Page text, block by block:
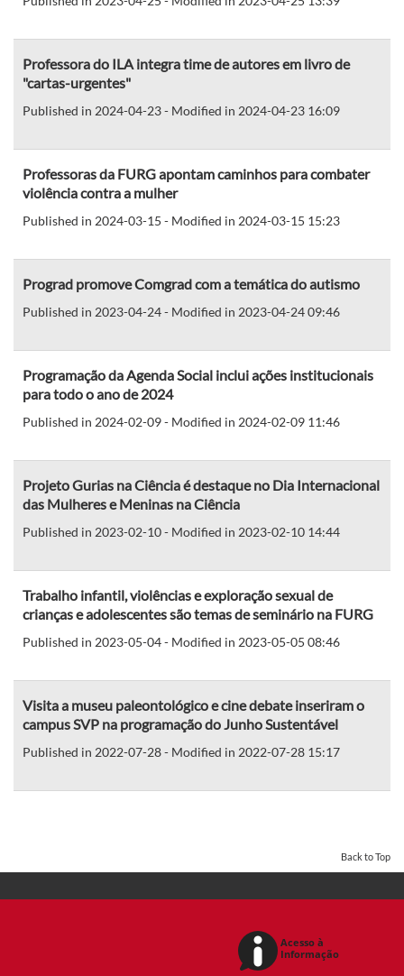
Professora do ILA integra time de autores em livro de
"cartas-urgentes"
Published in 2024-04-23 - Modified in 2024-04-23 16:09
Professoras da FURG apontam caminhos para combater
violência contra a mulher
Published in 2024-03-15 - Modified in 2024-03-15 15:23
Prograd promove Comgrad com a temática do autismo
Published in 2023-04-24 - Modified in 2023-04-24 09:46
Programação da Agenda Social inclui ações institucionais
para todo o ano de 2024
Published in 2024-02-09 - Modified in 2024-02-09 11:46
Projeto Gurias na Ciência é destaque no Dia Internacional
das Mulheres e Meninas na Ciência
Published in 2023-02-10 - Modified in 2023-02-10 14:44
Trabalho infantil, violências e exploração sexual de
crianças e adolescentes são temas de seminário na FURG
Published in 2023-05-04 - Modified in 2023-05-05 08:46
Visita a museu paleontológico e cine debate inseriram o
campus SVP na programação do Junho Sustentável
Published in 2022-07-28 - Modified in 2022-07-28 15:17
Back to Top